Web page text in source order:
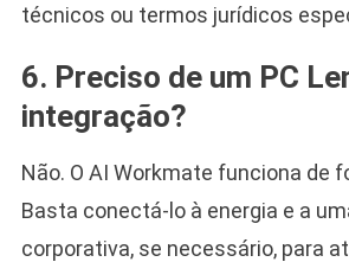
técnicos ou termos jurídicos
6. Preciso de um PC
integração?
Não. O AI Workmate funciona de
Basta conectá-lo à energia e a
corporativa, se necessário, para